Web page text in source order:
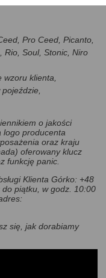
Pro Ceed, Picanto,
Rio, Soul, Stonic, Niro
wzoru klienta,
o jakości
logo producenta
oraz kraju
oferowany klucz
funkcję panic.
Klienta Górko: +48
piątku, w godz. 10:00
się, jak dorabiamy